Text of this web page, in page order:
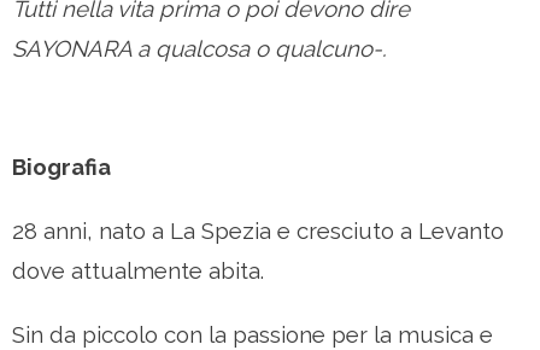
Tutti nella vita prima o poi devono dire
SAYONARA a qualcosa o qualcuno-.
Biografia
28 anni, nato a La Spezia e cresciuto a Levanto
dove attualmente abita.
Sin da piccolo con la passione per la musica e